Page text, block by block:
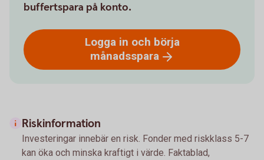
buffertspara på konto.
Logga in och börja
månadsspara
Riskinformation
Investeringar innebär en risk. Fonder med riskklass 5-7
kan öka och minska kraftigt i värde. Faktablad,